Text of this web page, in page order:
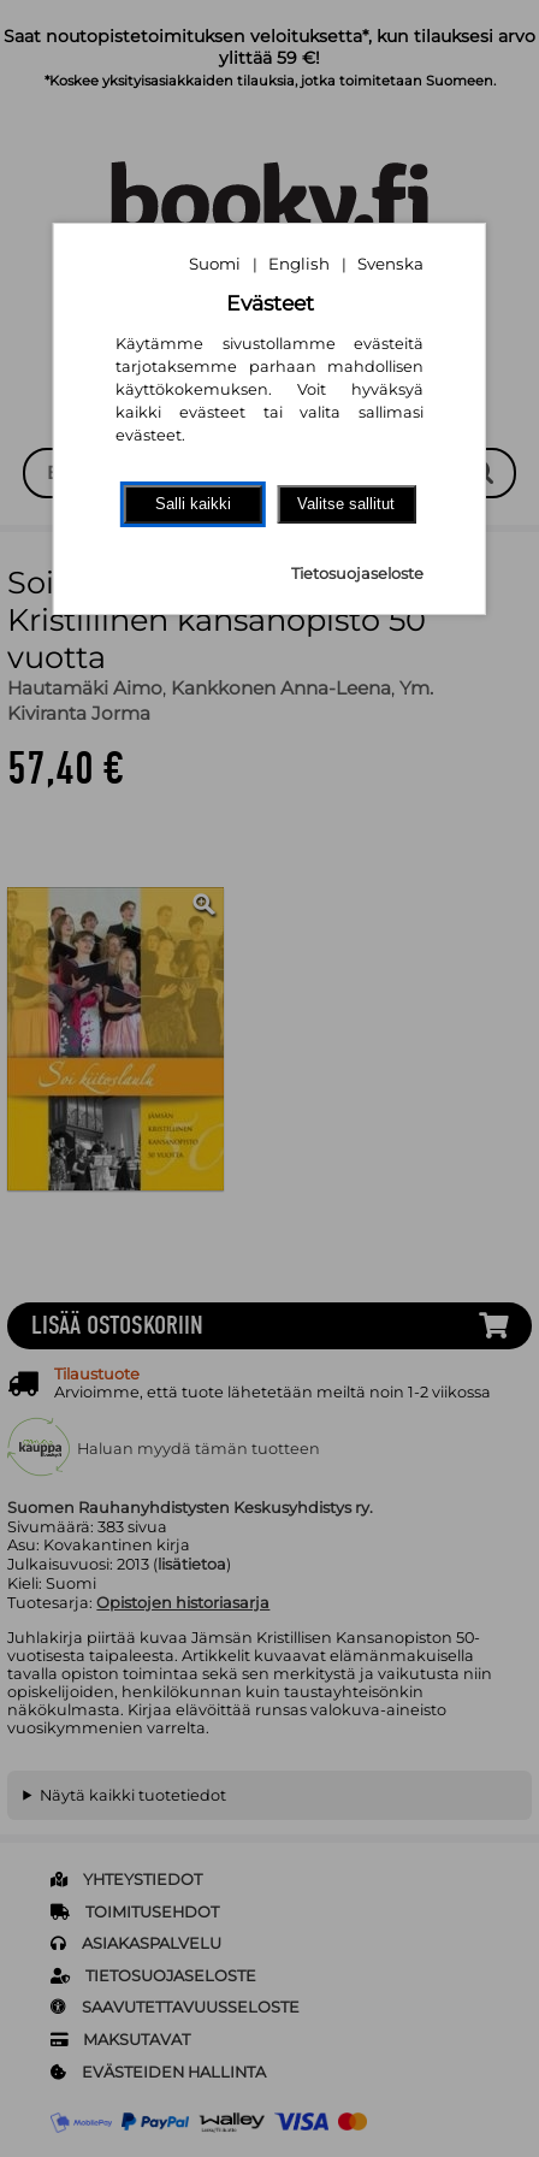
Saat noutopistetoimituksen veloituksetta*, kun tilauksesi arvo
ylittää 59 €!
*Koskee yksityisasiakkaiden tilauksia, jotka toimitetaan Suomeen.
English
Soi kiitoslaulu : Jämsän
Kristillinen kansanopisto 50
vuotta
Hautamäki Aimo, Kankkonen Anna-Leena,Ym.
Kiviranta Jorma
57,40 €
Suomen Rauhanyhdistysten Keskusyhdistys ry.
Sivumäärä:383 sivua
Asu: Kovakantinen kirja
Julkaisuvuosi:2013 ( lisätietoa)
Kieli:Suomi
Tuotesarja: Opistojen historiasarja
Juhlakirja piirtää kuvaa Jämsän Kristillisen Kansanopiston 50-
vuotisesta taipaleesta. Artikkelit kuvaavat elämänmakuisella
tavalla opiston toimintaa sekä sen merkitystä ja vaikutusta niin
opiskelijoiden, henkilökunnan kuin taustayhteisönkin
näkökulmasta. Kirjaa elävöittää runsas valokuva-aineisto
vuosikymmenien varrelta.
LISÄÄ OSTOSKORIIN
Tilaustuote
Arvioimme, että tuote lähetetään meiltä noin 1-2 viikossa
Haluan myydä tämän tuotteen
Näytä kaikki tuotetiedot
YHTEYSTIEDOT
TOIMITUSEHDOT
ASIAKASPALVELU
TIETOSUOJASELOSTE
SAAVUTETTAVUUSSELOSTE
MAKSUTAVAT
EVÄSTEIDEN HALLINTA
Suomi | English | Svenska
Evästeet
Käytämme sivustollamme evästeitä
tarjotaksemme parhaan mahdollisen
käyttökokemuksen. Voit hyväksyä
kaikki evästeet tai valita sallimasi
evästeet.
Salli kaikki Valitse sallitut
Tietosuojaseloste